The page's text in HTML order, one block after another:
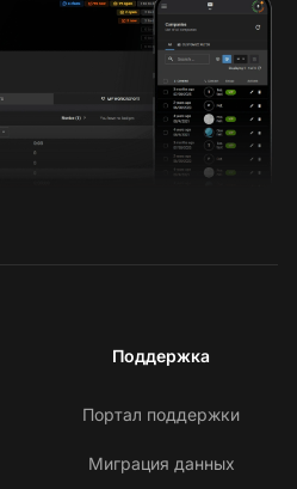
Поддержка
Портал поддержки
Миграция данных